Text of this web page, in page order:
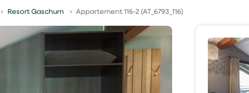
Resort Gaschurn Appartement 116-2 (AT_6793_116)